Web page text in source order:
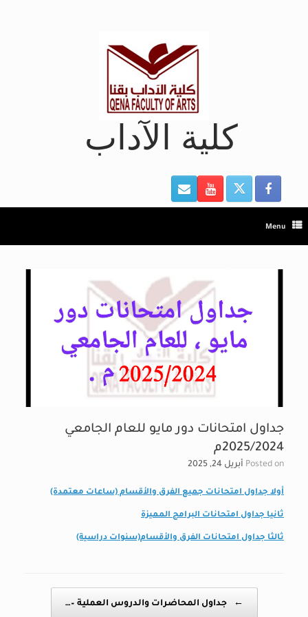
كلية الآداب
Menu
جداول امتحانات دور مايو للعام الجامعي
2025/2024م
Posted on أبريل 24, 2025
أولا جداول امتحانات جميع الفرق والأقسام (ساعات معتمدة)
ثانيا جداول امتحانات البرامج المميزة
ثالثا جداول امتحانات الفرق والأقسام(سنوات دراسية)
← جداول المحاضرات والدروس العملية –…